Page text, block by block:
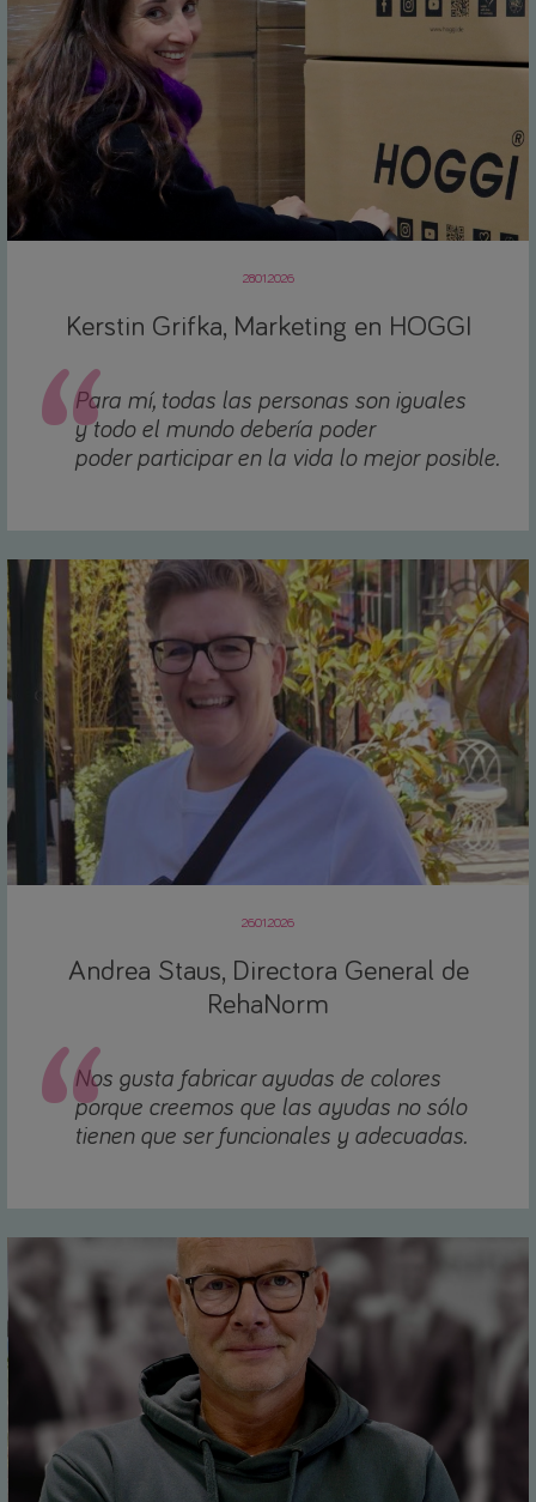
28.01.2026
Kerstin Grifka, Marketing en HOGGI
Para mí, todas las personas son iguales
y todo el mundo debería poder
poder participar en la vida lo mejor posible.
26.01.2026
Andrea Staus, Directora General de
RehaNorm
Nos gusta fabricar ayudas de colores
porque creemos que las ayudas no sólo
tienen que ser funcionales y adecuadas.